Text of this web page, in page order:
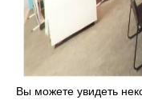
Вы можете увидеть